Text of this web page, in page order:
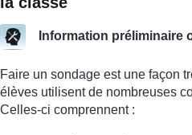
Information préliminaire
Faire un sondage est une façon
élèves utilisent de nombreuses
Celles-ci comprennent :